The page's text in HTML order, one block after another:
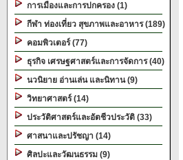
การเมืองและการปกครอง (1)
กีฬา ท่องเที่ยว สุขภาพและอาหาร (189)
คอมพิวเตอร์ (77)
ธุรกิจ เศรษฐศาสตร์และการจัดการ (40)
นวนิยาย อ่านเล่น และนิทาน (9)
วิทยาศาสตร์ (14)
ประวัติศาสตร์และอัตชีวประวัติ (33)
ศาสนาและปรัชญา (14)
ศิลปะและวัฒนธรรม (9)